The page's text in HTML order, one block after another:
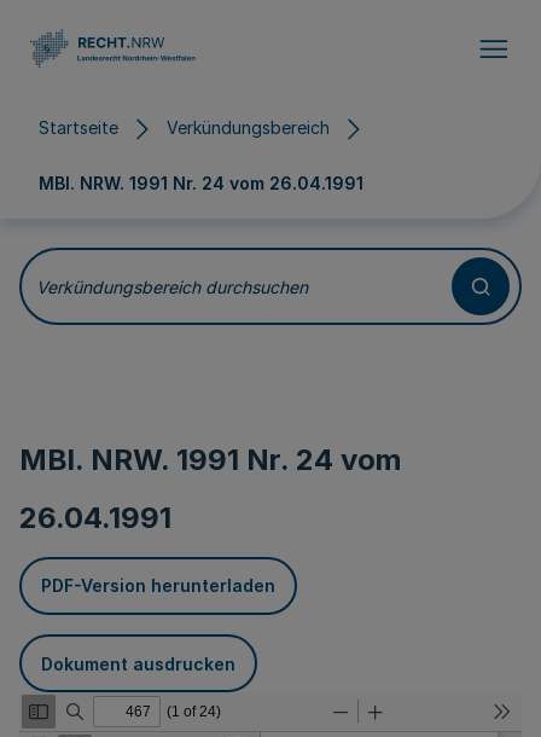
Startseite Verkündungsbereich
MBl. NRW. 1991 Nr. 24 vom 26.04.1991
Verkündungsbereich durchsuchen
MBl. NRW. 1991 Nr. 24 vom
26.04.1991
PDF-Version herunterladen
Dokument ausdrucken